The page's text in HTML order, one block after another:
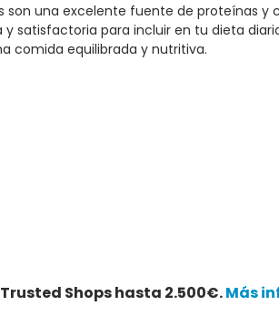
son una excelente fuente de proteínas y
y satisfactoria para incluir en tu dieta
comida equilibrada y nutritiva.
Shops hasta 2.500€.Más